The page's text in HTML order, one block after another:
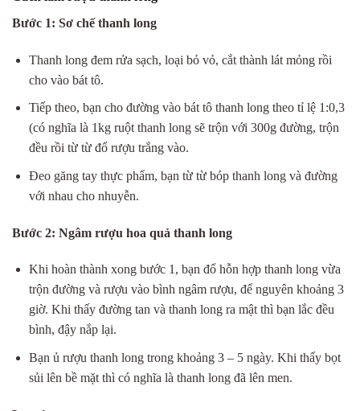
Bước 1: Sơ chế thanh long
Thanh long đem rửa sạch, loại bỏ vỏ, cắt thành lát mỏng rồi
cho vào bát tô.
Tiếp theo, bạn cho đường vào bát tô thanh long theo tỉ lệ 1:0,3
(có nghĩa là 1kg ruột thanh long sẽ trộn với 300g đường, trộn
đều rồi từ từ đổ rượu trắng vào.
Đeo găng tay thực phẩm, bạn từ từ bóp thanh long và đường
với nhau cho nhuyễn.
Bước 2: Ngâm rượu hoa quả thanh long
Khi hoàn thành xong bước 1, bạn đổ hỗn hợp thanh long vừa
trộn đường và rượu vào bình ngâm rượu, để nguyên khoảng 3
giờ. Khi thấy đường tan và thanh long ra mật thì bạn lắc đều
bình, đậy nắp lại.
Bạn ủ rượu thanh long trong khoảng 3 – 5 ngày. Khi thấy bọt
sủi lên bề mặt thì có nghĩa là thanh long đã lên men.